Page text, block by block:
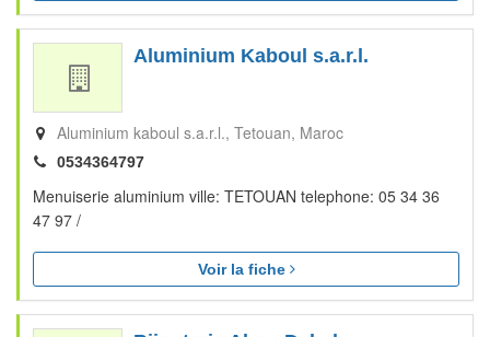
Aluminium Kaboul s.a.r.l.
Aluminium kaboul s.a.r.l. Tetouan Maroc
0534364797
Menuiserie aluminium ville: TETOUAN telephone: 05 34 36
47 97 /
Voir la fiche